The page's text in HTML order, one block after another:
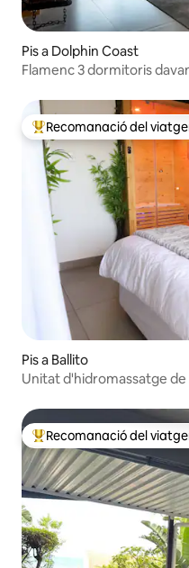
Pis a Dolphin Coast
Flamenc 3 dormitoris
Principals recomanacions
Recomanació del
Pis a Ballito
Unitat d'hidromassatge de
Principals recomanacions
Recomanació del